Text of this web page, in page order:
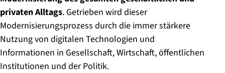
privaten Alltags. Getrieben wird dieser
Modernisierungsprozess durch die immer stärkere
Nutzung von digitalen Technologien und
Informationen in Gesellschaft, Wirtschaft, öffentlichen
Institutionen und der Politik.